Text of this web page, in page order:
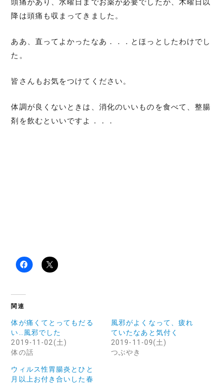
頭痛があり、水曜日までお薬が必要でしたが、木曜日以
降は頭痛も収まってきました。
ああ、直ってよかったなあ．．．とほっとしたわけでし
た。
皆さんもお気をつけてください。
体調が良くないときは、消化のいいものを食べて、整腸
剤を飲むといいですよ．．．
関連
体が痛くてとってもだる
い…風邪でした
2019-11-02(土)
体の話
風邪がよくなって、疲れ
ていたなあと気付く
2019-11-09(土)
つぶやき
ウィルス性胃腸炎とひと
月以上お付き合いした春